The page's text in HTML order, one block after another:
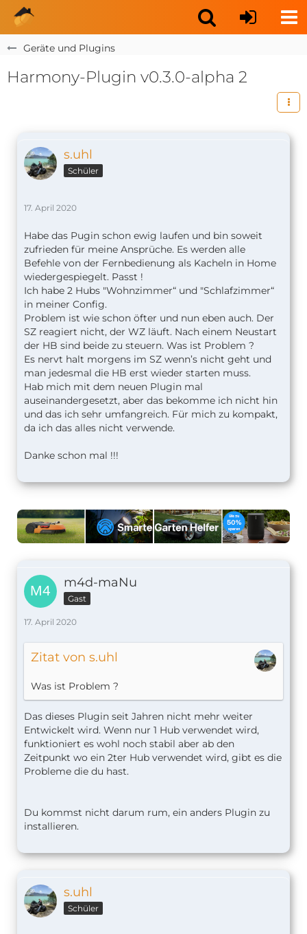
Geräte und Plugins
Harmony-Plugin v0.3.0-alpha 2
s.uhl
Schüler
17. April 2020
Habe das Pugin schon ewig laufen und bin soweit
zufrieden für meine Ansprüche. Es werden alle
Befehle von der Fernbedienung als Kacheln in Home
wiedergespiegelt. Passt !
Ich habe 2 Hubs "Wohnzimmer“ und "Schlafzimmer“
in meiner Config.
Problem ist wie schon öfter und nun eben auch. Der
SZ reagiert nicht, der WZ läuft. Nach einem Neustart
der HB sind beide zu steuern. Was ist Problem ?
Es nervt halt morgens im SZ wenn’s nicht geht und
man jedesmal die HB erst wieder starten muss.
Hab mich mit dem neuen Plugin mal
auseinandergesetzt, aber das bekomme ich nicht hin
und das ich sehr umfangreich. Für mich zu kompakt,
da ich das alles nicht verwende.
Danke schon mal !!!
m4d-maNu
Gast
17. April 2020
Zitat von s.uhl
Was ist Problem ?
Das dieses Plugin seit Jahren nicht mehr weiter
Entwickelt wird. Wenn nur 1 Hub verwendet wird,
funktioniert es wohl noch stabil aber ab den
Zeitpunkt wo ein 2ter Hub verwendet wird, gibt es die
Probleme die du hast.
Du kommst nicht darum rum, ein anders Plugin zu
installieren.
s.uhl
Schüler